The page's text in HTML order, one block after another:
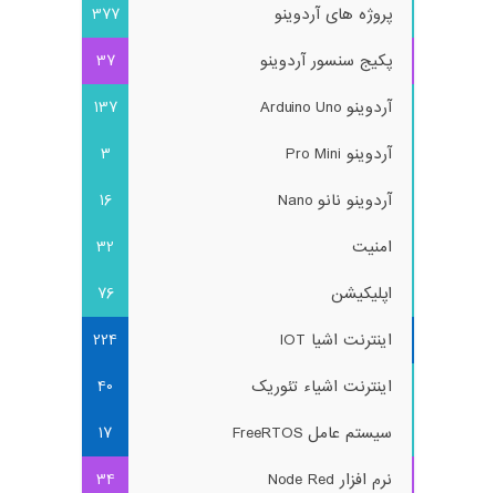
پروژه های آردوینو
377
پکیج سنسور آردوینو
37
آردوینو Arduino Uno
137
آردوینو Pro Mini
3
آردوینو نانو Nano
16
امنیت
32
اپلیکیشن
76
اینترنت اشیا IOT
224
اینترنت اشیاء تئوریک
40
سیستم عامل FreeRTOS
17
نرم افزار Node Red
34